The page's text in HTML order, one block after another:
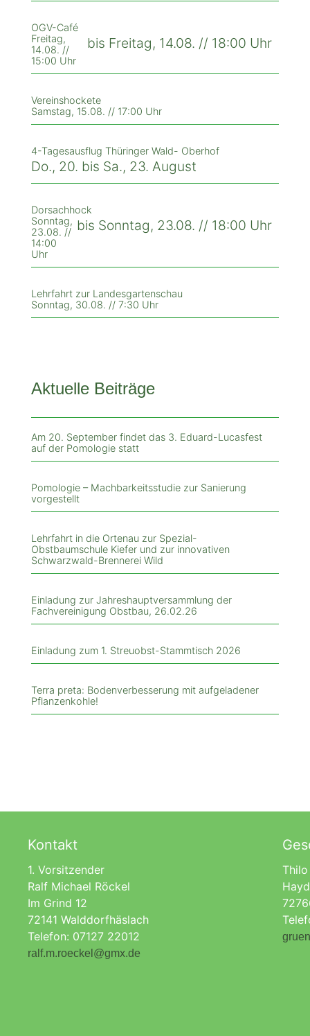
OGV-Café
Freitag,
14.08. //
15:00 Uhr
bis Freitag, 14.08. // 18:00 Uhr
Vereinshockete
Samstag, 15.08. // 17:00 Uhr
4-Tagesausflug Thüringer Wald- Oberhof
Do., 20. bis Sa., 23. August
Dorsachhock
Sonntag,
23.08. //
14:00
Uhr
bis Sonntag, 23.08. // 18:00 Uhr
Lehrfahrt zur Landesgartenschau
Sonntag, 30.08. // 7:30 Uhr
Aktuelle Beiträge
Am 20. September findet das 3. Eduard-Lucasfest
auf der Pomologie statt
Pomologie – Machbarkeitsstudie zur Sanierung
vorgestellt
Lehrfahrt in die Ortenau zur Spezial-
Obstbaumschule Kiefer und zur innovativen
Schwarzwald-Brennerei Wild
Einladung zur Jahreshauptversammlung der
Fachvereinigung Obstbau, 26.02.26
Einladung zum 1. Streuobst-Stammtisch 2026
Terra preta: Bodenverbesserung mit aufgeladener
Pflanzenkohle!
Kontakt
1. Vorsitzender
Ralf Michael Röckel
Im Grind 12
72141 Walddorfhäslach
Telefon: 07127 22012
ralf.m.roeckel@gmx.de